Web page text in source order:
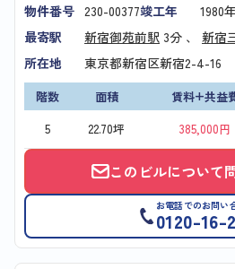
物件番号 230-00377竣工年
1980
最寄駅
新宿御苑前駅 3分 、 新宿
所在地
東京都新宿区新宿2-4-16
階数 面積 賃料+共益
5
22.70坪 385,000円
このビルについて
お電話でのお問い
0120-16-